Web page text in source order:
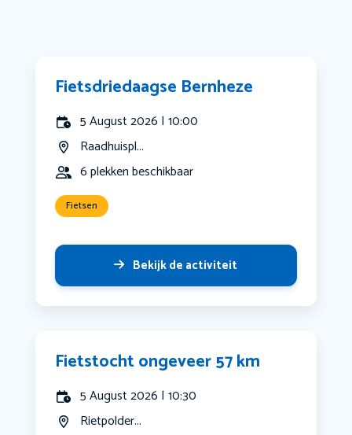
Fietsdriedaagse Bernheze
5 August 2026 | 10:00
Raadhuispl...
6 plekken beschikbaar
Fietsen
Bekijk de activiteit
Fietstocht ongeveer 57 km
5 August 2026 | 10:30
Rietpolder...